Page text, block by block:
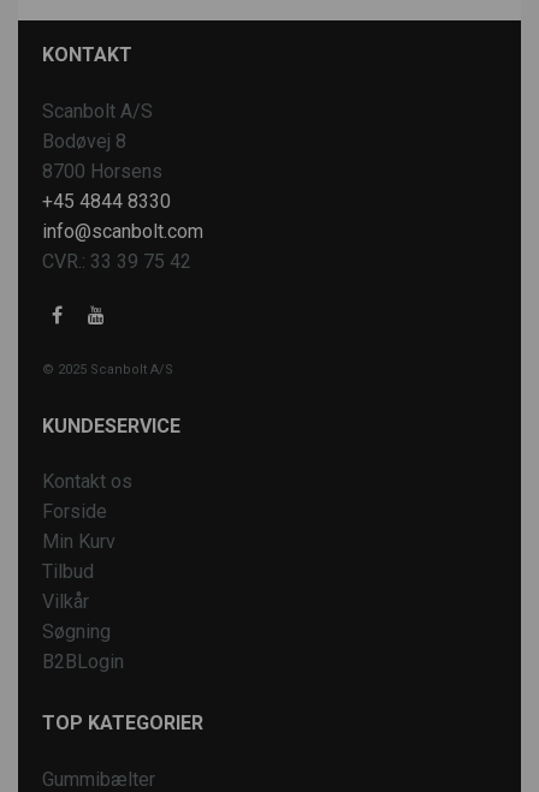
KONTAKT
Scanbolt A/S
Bodøvej 8
8700 Horsens
+45 4844 8330
info@scanbolt.com
CVR.: 33 39 75 42
© 2025 Scanbolt A/S
KUNDESERVICE
Kontakt os
Forside
Min Kurv
Tilbud
Vilkår
Søgning
B2BLogin
TOP KATEGORIER
Gummibælter